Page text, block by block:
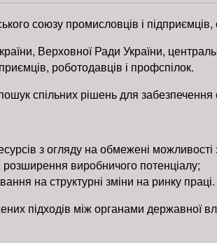
союзу промисловців і
Верховної Ради України,
роботодавців і профспілок.
спільних рішень для забезпечення
з огляду на обмежені
розширення виробничого потенціалу;
на структурні зміни на ринку праці.
підходів між органами державної